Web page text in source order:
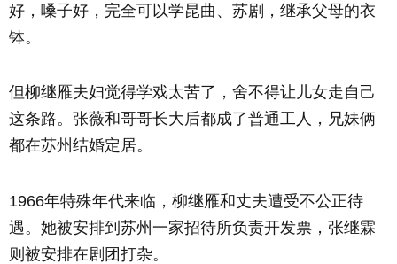
好，嗓子好，完全可以学昆曲、苏剧，继承父母的衣
钵。
但柳继雁夫妇觉得学戏太苦了，舍不得让儿女走自己
这条路。张薇和哥哥长大后都成了普通工人，兄妹俩
都在苏州结婚定居。
1966年特殊年代来临，柳继雁和丈夫遭受不公正待
遇。她被安排到苏州一家招待所负责开发票，张继霖
则被安排在剧团打杂。